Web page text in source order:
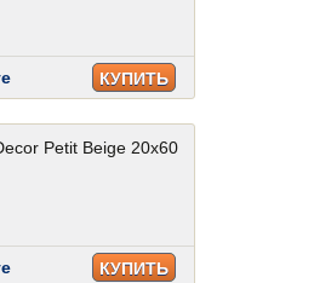
КУПИТЬ
Petit Beige 20x60
КУПИТЬ